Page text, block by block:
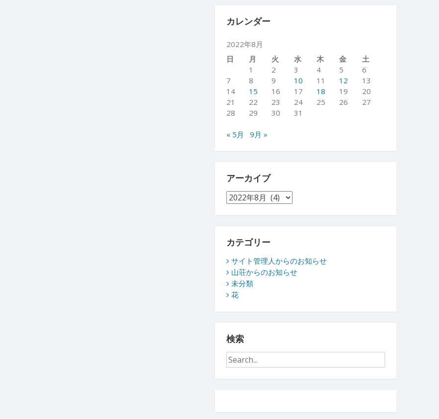
カレンダー
2022年8月
日
月 火 水 木 金
土
1
2 3 4 5
6
7
8 9 10 11 12
13
14
15 16 17 18 19
20
21
22 23 24 25 26
27
28
29 30 31
« 5月 9月 »
アーカイブ
ア
ー
カ
ブ
カテゴリー
サイト管理人からのお知らせ
山荘からのお知らせ
未分類
花
検索